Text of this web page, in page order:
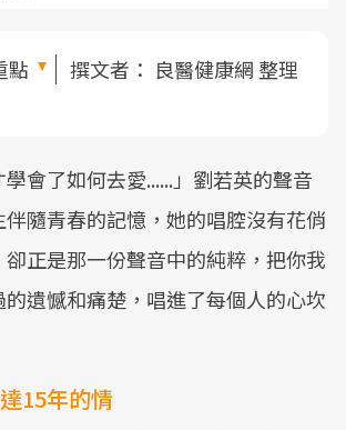
點 撰文者： 良醫健康網 整理
學會了如何去愛......」劉若英的聲音
隨青春的記憶，她的唱腔沒有花俏
正是那一份聲音中的純粹，把你我
遺憾和痛楚，唱進了每個人的心坎
15年的情